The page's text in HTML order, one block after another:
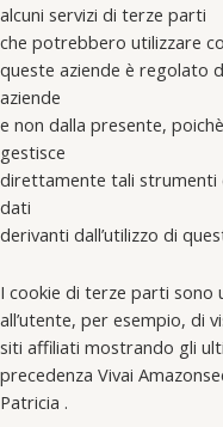
alcuni servizi di terze parti
che potrebbero utilizzare
queste aziende è regolato
aziende
e non dalla presente,
gestisce
direttamente tali
dati
derivanti dall’utilizzo di
I cookie di terze parti
all’utente, per esempio, di
siti affiliati mostrando gli
precedenza Vivai
Patricia .